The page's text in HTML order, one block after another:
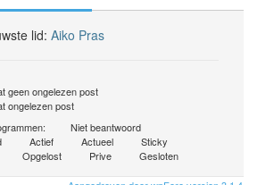
lid:Aiko Pras
geen ongelezen post
ongelezen post
Niet beantwoord
Actief Actueel
Sticky
Opgelost Prive Gesloten